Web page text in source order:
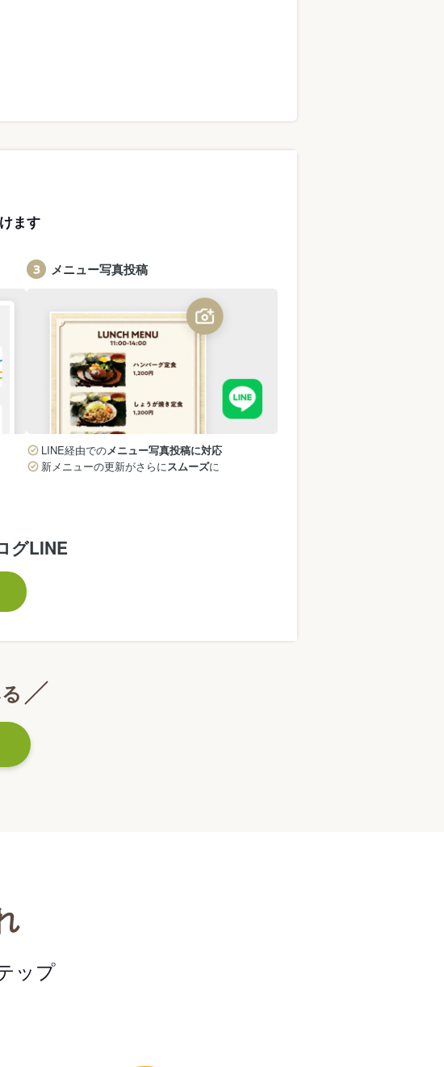
ます
メニュー写真投稿
LINE経由でのメニュー写真投稿に対応
新メニューの更新がさらにスムーズに
グLINE
ップ